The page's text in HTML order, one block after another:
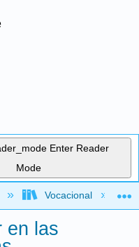
Enter Reader
Mode
global
Vocacional
en las